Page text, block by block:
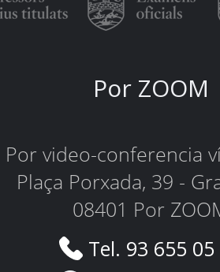
Por ZOOM
Por video-conferencia
Plaça Porxada, 39 -
08401 Por
Tel. 93 655